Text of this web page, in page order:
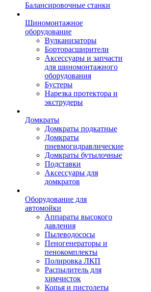
Балансировочные станки
Шиномонтажное
оборудование
Вулканизаторы
Борторасширители
Аксессуары и запчасти
для шиномонтажного
оборудования
Бустеры
Нарезка протектора и
экструдеры
Домкраты
Домкраты подкатные
Домкраты
пневмогидравлические
Домкраты бутылочные
Подставки
Аксессуары для
домкратов
Оборудование для
автомойки
Аппараты высокого
давления
Пылеводососы
Пеногенераторы и
пенокомплекты
Полировка ЛКП
Распылитель для
химчисток
Копья и пистолеты